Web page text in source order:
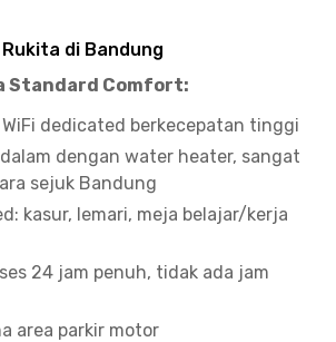
di Bandung
Standard Comfort:
WiFi dedicated berkecepatan tinggi
dengan water heater, sangat
sejuk Bandung
kasur, lemari, meja belajar/kerja
24 jam penuh, tidak ada jam
area parkir motor